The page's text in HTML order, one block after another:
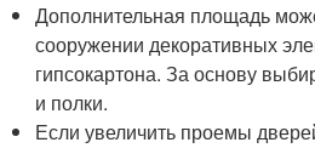
Дополнительная площадь
сооружении декоративных
гипсокартона. За основу
и полки.
Если увеличить проемы